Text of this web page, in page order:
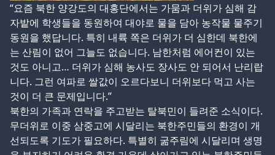
“요즘 북한 양강도의 대홍단에서는 가뭄과 더위가 심해 감
자밭에 학생들을 동원하여 대야로 물을 담아 농작물 물주기
동원을 했답니다. 특히 내륙 쪽은 더위가 더 심한데 북한에
는 산림이 없어 그늘도 없습니다. 남한처럼 에어컨이 있는
것도 아니고… 더위가 심해 농사도 장사도 안 되어서 난리랍
니다. 그런 여파로 쌀값이 오르다보니 더위보다 먹고 사는
것이 더 큰 문제입니다.”
북한의 가족과 연락을 주고받는 탈북민이 들려준 소식이다.
무더위로 이중 삼중고에 시달리는 북한주민들의 환경이 개
선되도록 기도가 필요하다. 특별히 굶주림에 시달리며 생명